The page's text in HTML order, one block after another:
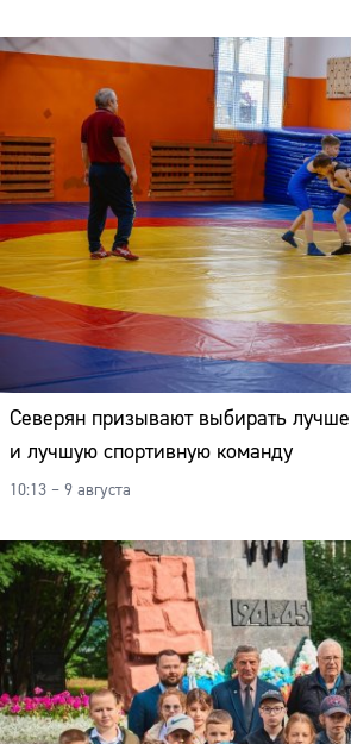
Северян призывают выбирать
и лучшую спортивную команду
10:13 – 9 августа